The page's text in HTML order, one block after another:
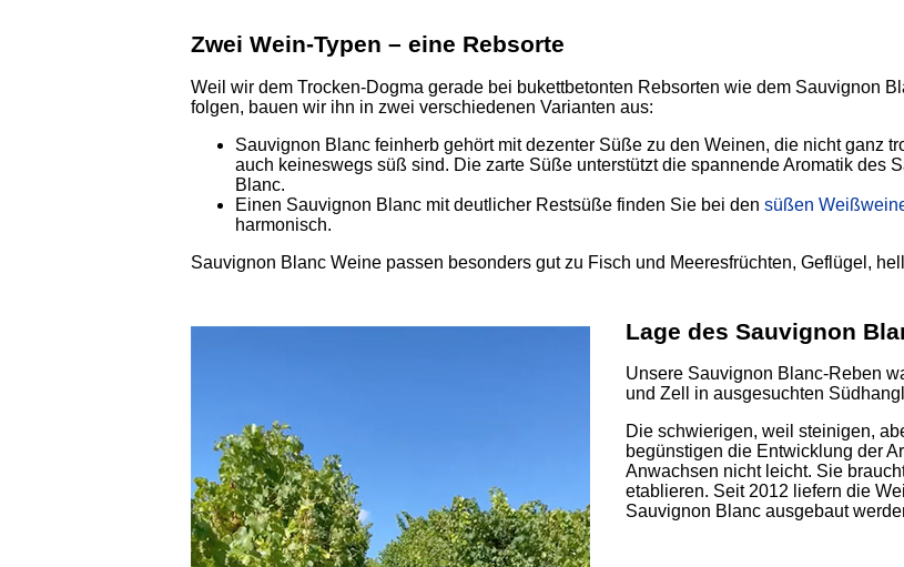
Zwei Wein-Typen – eine Rebsorte
Weil wir dem Trocken-Dogma gerade bei bukettbetonten Rebsorten wie dem Sauvignon
folgen, bauen wir ihn in zwei verschiedenen Varianten aus:
Sauvignon Blanc feinherb gehört mit dezenter Süße zu den Weinen, die nicht ganz
auch keineswegs süß sind. Die zarte Süße unterstützt die spannende Aromatik des
Blanc.
Einen Sauvignon Blanc mit deutlicher Restsüße finden Sie bei den süßen
harmonisch.
Sauvignon Blanc Weine passen besonders gut zu Fisch und Meeresfrüchten, Geflügel,
Lage des Sauvignon
Unsere Sauvignon Blanc-Reben
und Zell in ausgesuchten
Die schwierigen, weil steinigen,
begünstigen die Entwicklung der
Anwachsen nicht leicht. Sie
etablieren. Seit 2012 liefern die
Sauvignon Blanc ausgebaut